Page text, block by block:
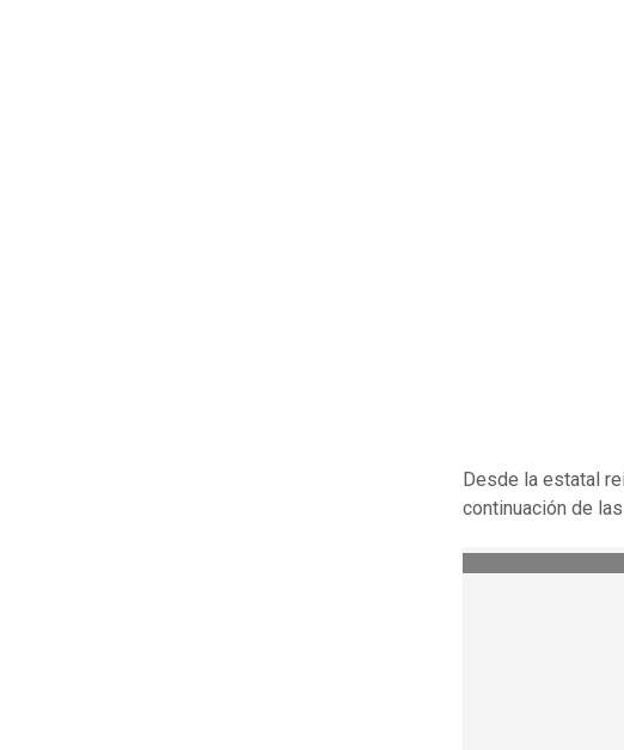
Desde la estatal
continuación de